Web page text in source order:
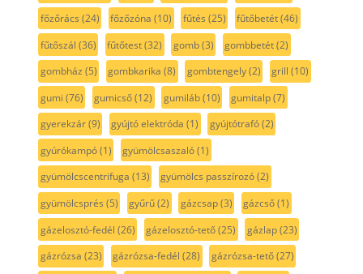
főzőrács (24) főzőzóna (10) fűtés (25) fűtőbetét(46)
fűtőszál (36) fűtőtest(32) gomb(3) gombbetét(2)
gombház (5) gombkarika (8) gombtengely(2) grill (10)
gumi (76) gumicső(12) gumiláb(10) gumitalp(7)
gyerekzár(9) gyújtó elektróda (1) gyújtótrafó(2)
gyúrókampó(1) gyümölcsaszaló(1)
gyümölcscentrifuga (13) gyümölcs passzírozó(2)
gyümölcsprés (5) gyűrű(2) gázcsap(3) gázcső(1)
gázelosztó-fedél (26) gázelosztó-tető(25) gázlap(23)
gázrózsa (23) gázrózsa-fedél (28) gázrózsa-tető(27)